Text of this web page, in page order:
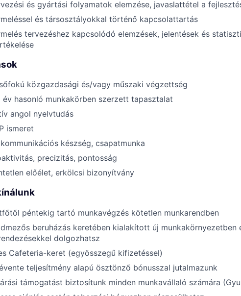
és gyártási folyamatok elemzése, javaslattétel a
és társosztályokkal történő kapcsolattartás
tervezéshez kapcsolódó elemzések, jelentések és
közgazdasági és/vagy műszaki végzettség
év hasonló munkakörben szerzett tapasztalat
angol nyelvtudás
ismeret
készség, csapatmunka
precizitás, pontosság
előélet, erkölcsi bizonyítvány
péntekig tartó munkavégzés kötetlen munkarendben
beruházás keretében kialakított új munkakörnyezetben
dolgozhatsz
Cafeteria-keret (egyösszegű kifizetéssel)
teljesítmény alapú ösztönző bónusszal jutalmazunk
támogatást biztosítunk minden munkavállaló számára